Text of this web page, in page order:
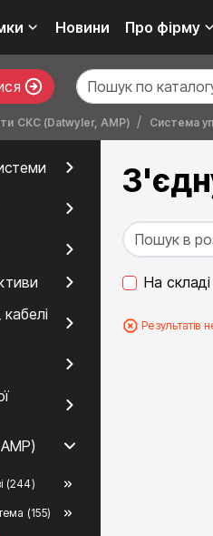
Новини Про фірму
СКС (Datwyler, AMP) Система
(244)
(155)
На
Результатів